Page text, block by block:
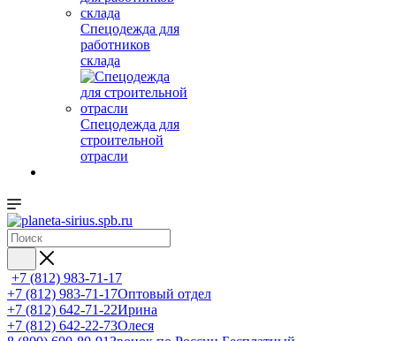
Спецодежда для
работников
склада
Спецодежда для
строительной
отрасли
+7 (812) 983-71-17
+7 (812) 983-71-17Оптовый отдел
+7 (812) 642-71-22Ирина
+7 (812) 642-22-73Олеся